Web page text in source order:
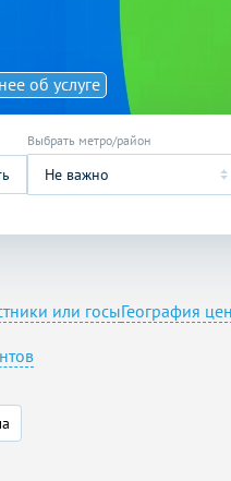
об услуге
Не важно
или госыГеография цен